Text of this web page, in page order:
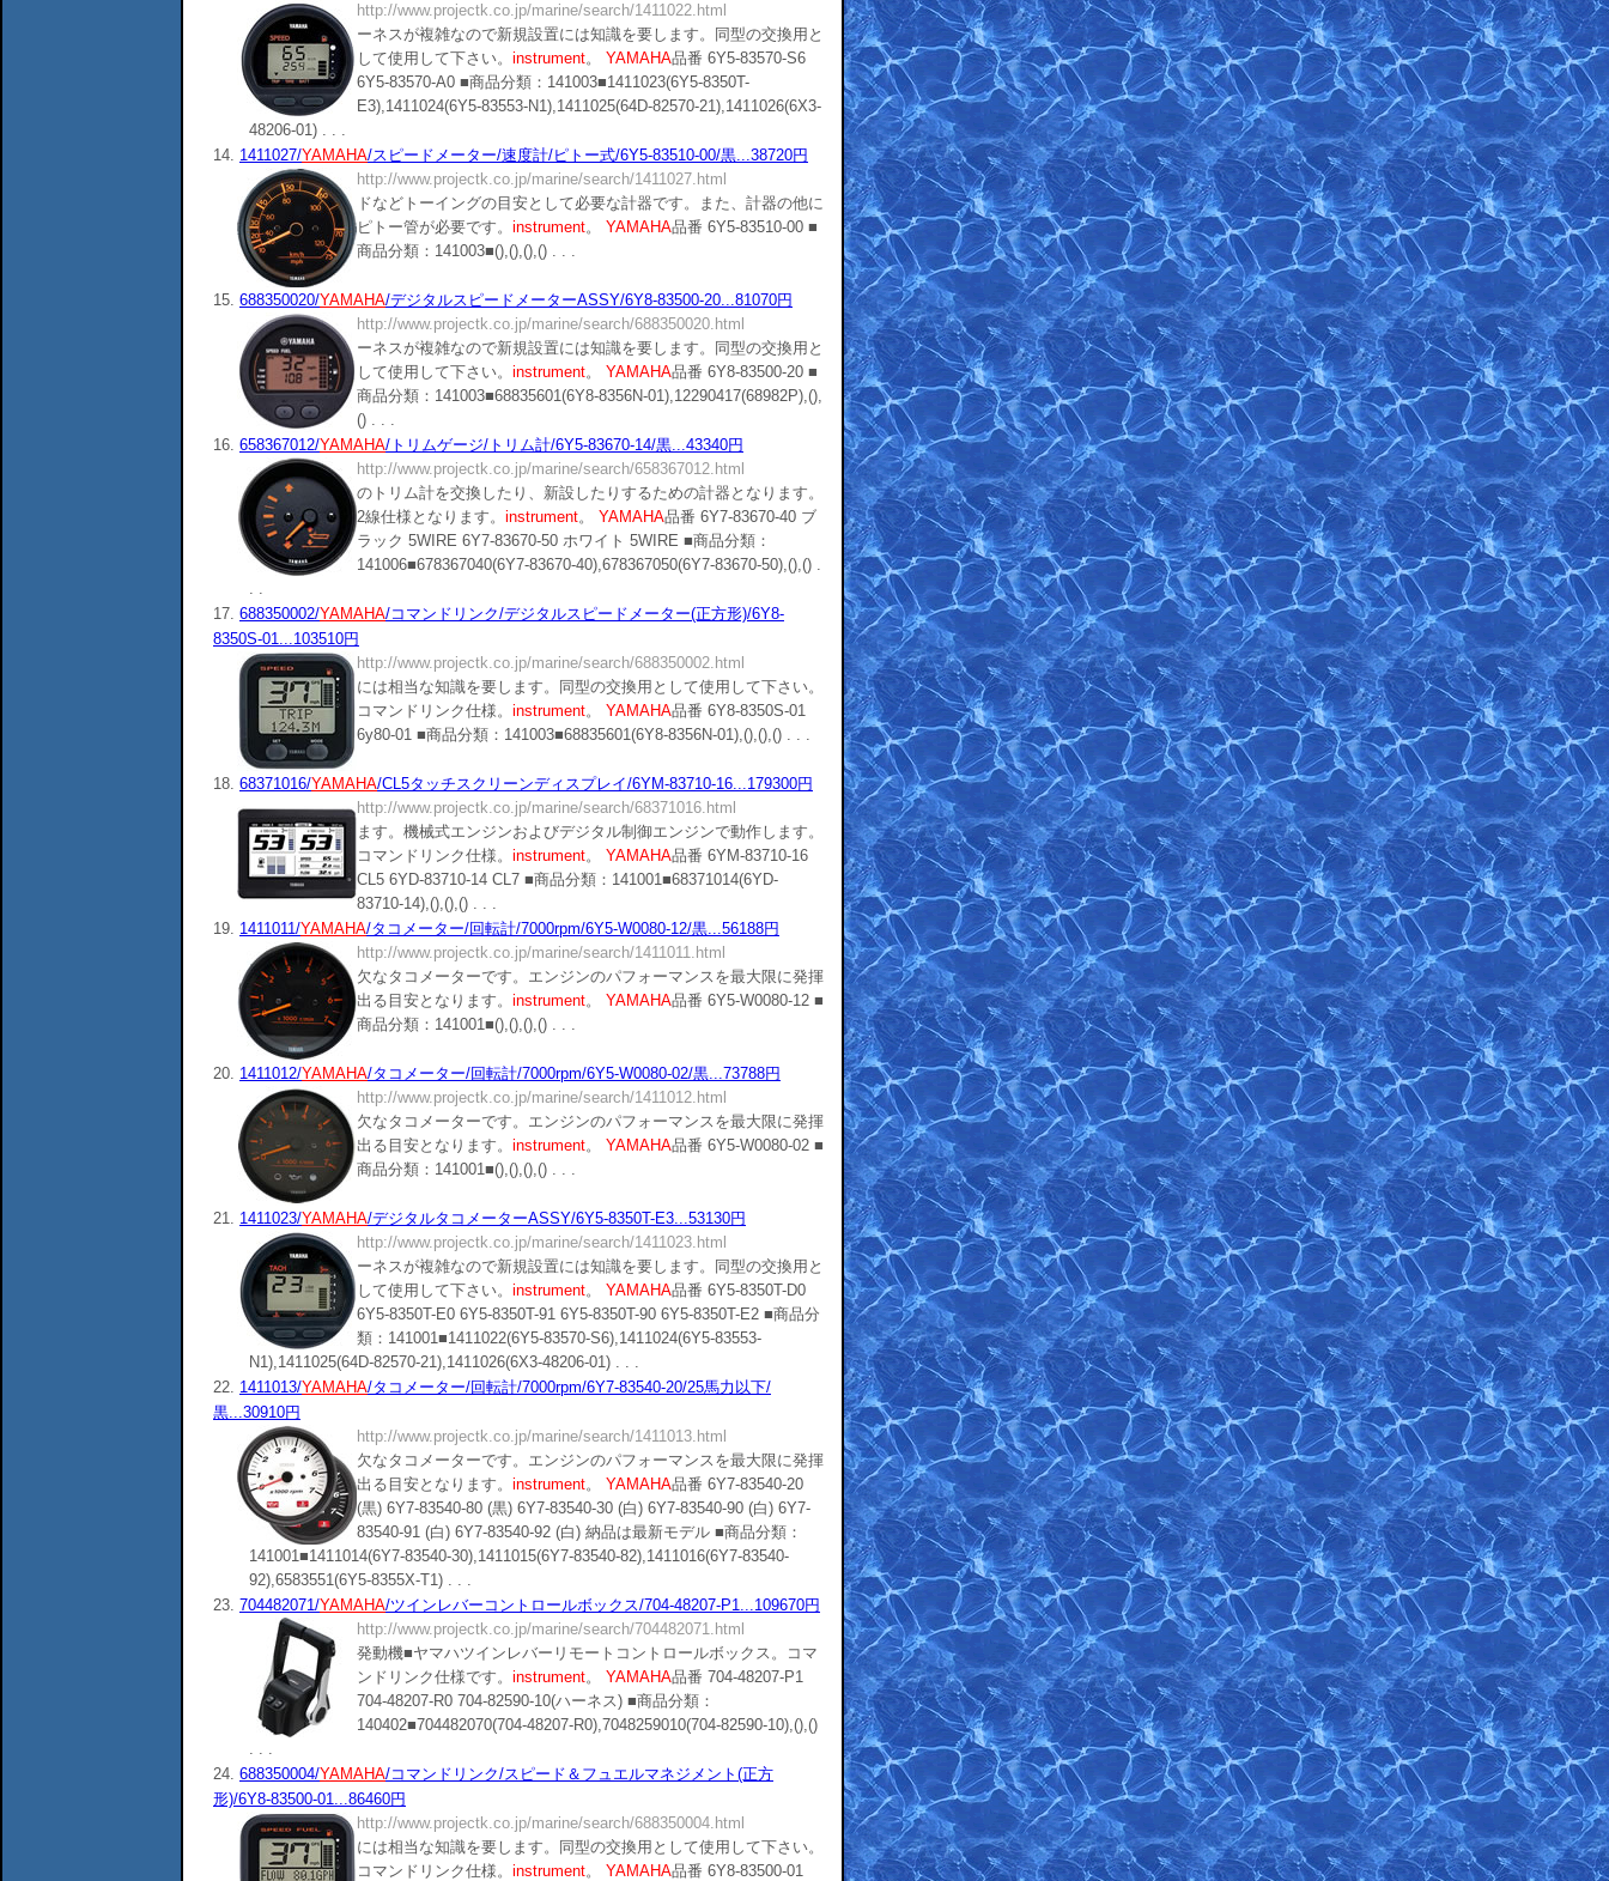
http://www.projectk.co.jp/marine/search/1411022.html
ーネスが複雑なので新規設置には知識を要します。同型の交換用と
して使用して下さい。 instrument。 YAMAHA品番 6Y5-83570-S6
6Y5-83570-A0 ■商品分類：141003■1411023(6Y5-8350T-
E3),1411024(6Y5-83553-N1),1411025(64D-82570-21),1411026(6X3-
48206-01) . . .
14. 1411027/YAMAHA/スピードメーター/速度計/ピトー式/6Y5-83510-00/黒...38720円
http://www.projectk.co.jp/marine/search/1411027.html
ドなどトーイングの目安として必要な計器です。また、計器の他に
ピトー管が必要です。 instrument。 YAMAHA品番 6Y5-83510-00 ■
商品分類：141003■(),(),(),() . . .
15. 688350020/YAMAHA/デジタルスピードメーターASSY/6Y8-83500-20...81070円
http://www.projectk.co.jp/marine/search/688350020.html
ーネスが複雑なので新規設置には知識を要します。同型の交換用と
して使用して下さい。 instrument。 YAMAHA品番 6Y8-83500-20 ■
商品分類：141003■68835601(6Y8-8356N-01),12290417(68982P),(),
() . . .
16. 658367012/YAMAHA/トリムゲージ/トリム計/6Y5-83670-14/黒...43340円
http://www.projectk.co.jp/marine/search/658367012.html
のトリム計を交換したり、新設したりするための計器となります。
2線仕様となります。 instrument。 YAMAHA品番 6Y7-83670-40 ブ
ラック 5WIRE 6Y7-83670-50 ホワイト 5WIRE ■商品分類：
141006■678367040(6Y7-83670-40),678367050(6Y7-83670-50),(),() .
. .
17. 688350002/YAMAHA/コマンドリンク/デジタルスピードメーター(正方形)/6Y8-
8350S-01...103510円
http://www.projectk.co.jp/marine/search/688350002.html
には相当な知識を要します。同型の交換用として使用して下さい。
コマンドリンク仕様。 instrument。 YAMAHA品番 6Y8-8350S-01
6y80-01 ■商品分類：141003■68835601(6Y8-8356N-01),(),(),() . . .
18. 68371016/YAMAHA/CL5タッチスクリーンディスプレイ/6YM-83710-16...179300円
http://www.projectk.co.jp/marine/search/68371016.html
ます。機械式エンジンおよびデジタル制御エンジンで動作します。
コマンドリンク仕様。 instrument。 YAMAHA品番 6YM-83710-16
CL5 6YD-83710-14 CL7 ■商品分類：141001■68371014(6YD-
83710-14),(),(),() . . .
19. 1411011/YAMAHA/タコメーター/回転計/7000rpm/6Y5-W0080-12/黒...56188円
http://www.projectk.co.jp/marine/search/1411011.html
欠なタコメーターです。エンジンのパフォーマンスを最大限に発揮
出る目安となります。 instrument。 YAMAHA品番 6Y5-W0080-12 ■
商品分類：141001■(),(),(),() . . .
20. 1411012/YAMAHA/タコメーター/回転計/7000rpm/6Y5-W0080-02/黒...73788円
http://www.projectk.co.jp/marine/search/1411012.html
欠なタコメーターです。エンジンのパフォーマンスを最大限に発揮
出る目安となります。 instrument。 YAMAHA品番 6Y5-W0080-02 ■
商品分類：141001■(),(),(),() . . .
21. 1411023/YAMAHA/デジタルタコメーターASSY/6Y5-8350T-E3...53130円
http://www.projectk.co.jp/marine/search/1411023.html
ーネスが複雑なので新規設置には知識を要します。同型の交換用と
して使用して下さい。 instrument。 YAMAHA品番 6Y5-8350T-D0
6Y5-8350T-E0 6Y5-8350T-91 6Y5-8350T-90 6Y5-8350T-E2 ■商品分
類：141001■1411022(6Y5-83570-S6),1411024(6Y5-83553-
N1),1411025(64D-82570-21),1411026(6X3-48206-01) . . .
22. 1411013/YAMAHA/タコメーター/回転計/7000rpm/6Y7-83540-20/25馬力以下/
黒...30910円
http://www.projectk.co.jp/marine/search/1411013.html
欠なタコメーターです。エンジンのパフォーマンスを最大限に発揮
出る目安となります。 instrument。 YAMAHA品番 6Y7-83540-20
(黒) 6Y7-83540-80 (黒) 6Y7-83540-30 (白) 6Y7-83540-90 (白) 6Y7-
83540-91 (白) 6Y7-83540-92 (白) 納品は最新モデル ■商品分類：
141001■1411014(6Y7-83540-30),1411015(6Y7-83540-82),1411016(6Y7-83540-
92),6583551(6Y5-8355X-T1) . . .
23. 704482071/YAMAHA/ツインレバーコントロールボックス/704-48207-P1...109670円
http://www.projectk.co.jp/marine/search/704482071.html
発動機■ヤマハツインレバーリモートコントロールボックス。コマ
ンドリンク仕様です。 instrument。 YAMAHA品番 704-48207-P1
704-48207-R0 704-82590-10(ハーネス) ■商品分類：
140402■704482070(704-48207-R0),7048259010(704-82590-10),(),()
. . .
24. 688350004/YAMAHA/コマンドリンク/スピード＆フュエルマネジメント(正方
形)/6Y8-83500-01...86460円
http://www.projectk.co.jp/marine/search/688350004.html
には相当な知識を要します。同型の交換用として使用して下さい。
コマンドリンク仕様。 instrument。 YAMAHA品番 6Y8-83500-01